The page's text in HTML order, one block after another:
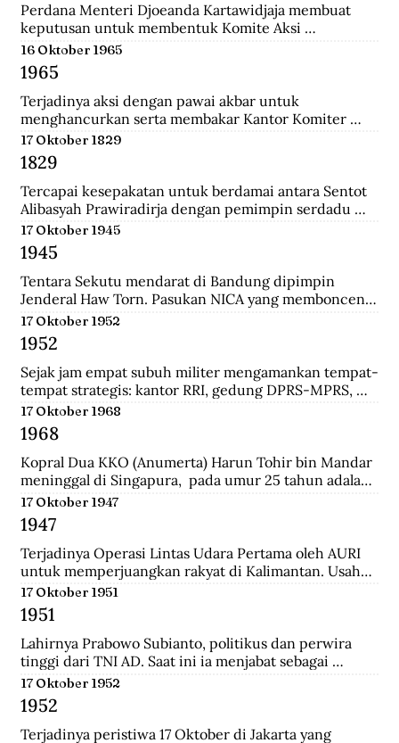
Perdana Menteri Djoeanda Kartawidjaja membuat
keputusan untuk membentuk Komite Aksi
Pembebasan Irian Barat di tiap penjuru Indonesia. Di
Jakarta telah berlangsung demonstrasi pemuda yang
diikuti oleh 100.000 orang untuk menuntut
pembebasan Irian Barat.
16 Oktober 1965
1965
Terjadinya aksi dengan pawai akbar untuk
menghancurkan serta membakar Kantor Komiter
Daerah Besar PKI di Jalan Pahlawan, Surabaya.
17 Oktober 1829
1829
Tercapai kesepakatan untuk berdamai antara Sentot
Alibasyah Prawiradirja dengan pemimpin serdadu
Belanda sehingga Sentot menghentikan peperangan.
Sentot Alibasyah (Pasha 'yang tinggi') menjadi
panglima di pasukan Diponegoro waktu masih
berumur 17 tahun. Ia adalah keturunan bupati
Madiun.
17 Oktober 1945
1945
Tentara Sekutu mendarat di Bandung dipimpin
Jenderal Haw Torn. Pasukan NICA yang membonceng
Sekutu berusaha mengembalikan kekuasaan Belanda
di Indonesia. Secara sepihak Sekutu meminta agar
senjata yang dilucuti pasukan TKR dari tentara
Jepang diserahkan kepada Sekutu.
17 Oktober 1952
1952
Sejak jam empat subuh militer mengamankan tempat-
tempat strategis: kantor RRI, gedung DPRS-MPRS,
dan stasiun-stasiun keretapi. Pukul delapan pagi,
kerumuman massa menjalar; mereka diangkut dari
pabrik-pabrik di luar kota, sisanya dari Jakarta
dikelola jagoan-jagoan Betawi. Tentara mengorganisir
demonstrasi itu, dengan dukungan tank dan artileri,
bergerak ke istana presiden, menuntut pembubaran
parlemen.
17 Oktober 1968
1968
Kopral Dua KKO (Anumerta) Harun Tohir bin Mandar
meninggal di Singapura,  pada umur 25 tahun adalah
salah satu dari dua anggota KKO Korps Komando; kini
disebut Korps Marinir Indonesia yang ditangkap di
Singapura pada saat terjadinya Konfrontasi dengan
Malaysia. Bersama dengan seorang anggota KKO
lainnya bernama Usman, ia dihukum gantung oleh
pemerintah Singapura pada Oktober 1968 dengan
tuduhan meletakkan bom di wilayah pusat kota
Singapura yang padat pada 10 Maret 1965.
17 Oktober 1947
1947
Terjadinya Operasi Lintas Udara Pertama oleh AURI
untuk memperjuangkan rakyat di Kalimantan. Usaha
ini berhasil menerobos blokade udara Belanda dan
berhasil menerjunkan pasukan didaratan Kalimantan
dan membantu pasukan gerilaya dalam melawan
NICA.
17 Oktober 1951
1951
Lahirnya Prabowo Subianto, politikus dan perwira
tinggi dari TNI AD. Saat ini ia menjabat sebagai
Menteri Pertahanan.
17 Oktober 1952
1952
Terjadinya peristiwa 17 Oktober di Jakarta yang